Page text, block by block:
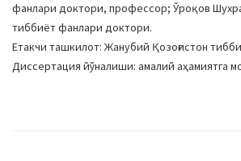
фанлари доктори, профессор; Ўроқов
тиббиёт фанлари доктори.
Етакчи ташкилот: Жанубий Қозоғистон
Диссертация йўналиши: амалий аҳамиятга